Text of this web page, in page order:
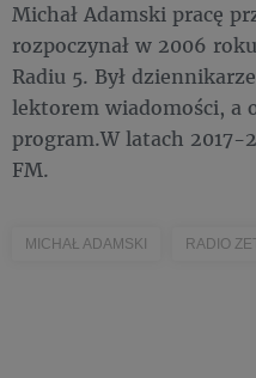
Michał Adamski pracę
rozpoczynał w 2006
Radiu 5. Był
lektorem wiadomości, a
program.W latach 2017-
FM.
MICHAŁ ADAMSKI RADIO